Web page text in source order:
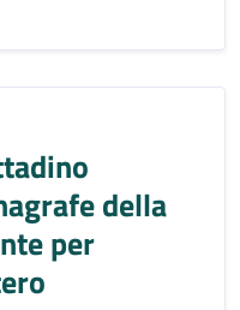
della
per